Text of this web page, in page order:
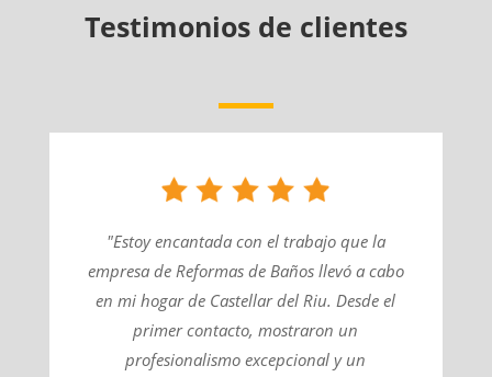
Testimonios de clientes
"Estoy encantada con el trabajo que la
empresa de Reformas de Baños llevó a cabo
en mi hogar de Castellar del Riu. Desde el
primer contacto, mostraron un
profesionalismo excepcional y un